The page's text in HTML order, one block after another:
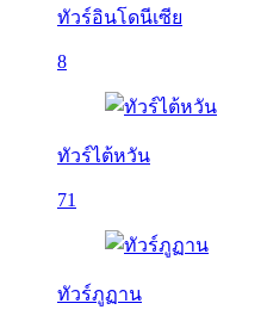
ทัวร์อินโดนีเซีย
8
ทัวร์ไต้หวัน
71
ทัวร์ภูฏาน